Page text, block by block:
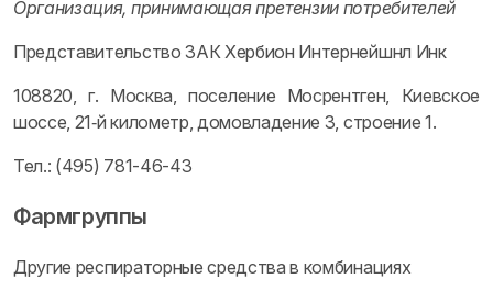
Организация, принимающая претензии потребителей
Представительство ЗАК Хербион Интернейшнл Инк
108820, г. Москва, поселение Мосрентген, Киевское
шоссе, 21‑й километр, домовладение 3, строение 1.
Тел.: (495) 781-46-43
Фармгруппы
Другие респираторные средства в комбинациях